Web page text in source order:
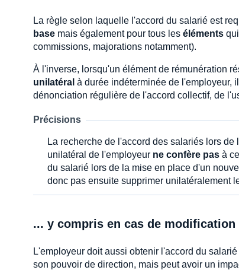
La règle selon laquelle l'accord du salarié est
base mais également pour tous les éléments
commissions, majorations notamment).
À l'inverse, lorsqu'un élément de rémunération
unilatéral à durée indéterminée de l'employeur,
dénonciation régulière de l'accord collectif, de
Précisions
La recherche de l'accord des salariés lors
unilatéral de l'employeur ne confère pas à
du salarié lors de la mise en place d'un
donc pas ensuite supprimer unilatéralement
... y compris en cas de
L'employeur doit aussi obtenir l'accord du
son pouvoir de direction, mais peut avoir un